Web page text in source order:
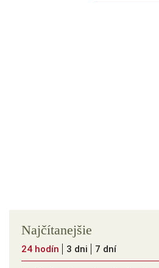
Najčítanejšie
24 hodín 3 dni 7 dní